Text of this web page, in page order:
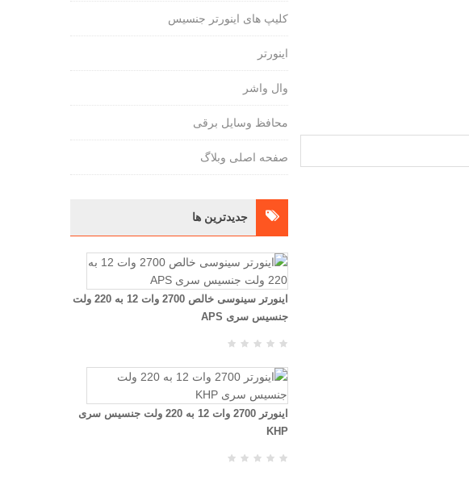
کلیپ های اینورتر جنسیس
اینورتر
وال واشر
محافظ وسایل برقی
صفحه اصلی وبلاگ
جديدترين ها
اینورتر سینوسی خالص 2700 وات 12 به 220 ولت
جنسیس سری APS
اینورتر 2700 وات 12 به 220 ولت جنسیس سری
KHP